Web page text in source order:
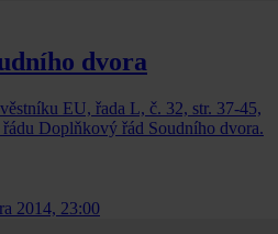
dvora
EU, řada L, č. 32, str. 37-45,
Doplňkový řád Soudního dvora.
2014, 23:00